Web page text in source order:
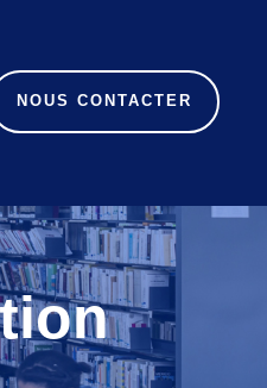
NOUS CONTACTER